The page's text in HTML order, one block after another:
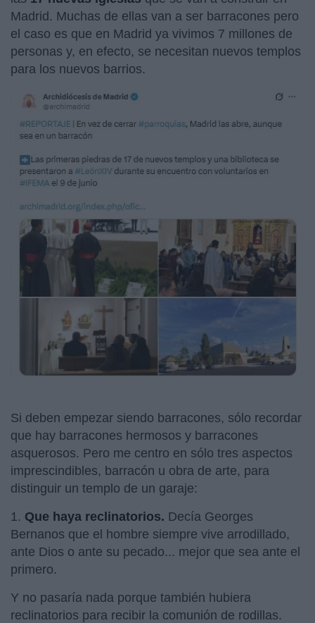
Madrid. Muchas de ellas van a ser barracones pero
el caso es que en Madrid ya vivimos 7 millones de
personas y, en efecto, se necesitan nuevos templos
para los nuevos barrios.
Si deben empezar siendo barracones, sólo recordar
que hay barracones hermosos y barracones
asquerosos. Pero me centro en sólo tres aspectos
imprescindibles, barracón u obra de arte, para
distinguir un templo de un garaje:
1. Que haya reclinatorios. Decía Georges
Bernanos que el hombre siempre vive arrodillado,
ante Dios o ante su pecado... mejor que sea ante el
primero.
Y no pasaría nada porque también hubiera
reclinatorios para recibir la comunión de rodillas.